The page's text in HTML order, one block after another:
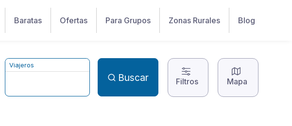
Baratas Ofertas Para Grupos Zonas Rurales Blog
Viajeros
Buscar Filtros Mapa